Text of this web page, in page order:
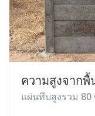
ความสูงจาก
แผ่นทึบสูงรวม 80